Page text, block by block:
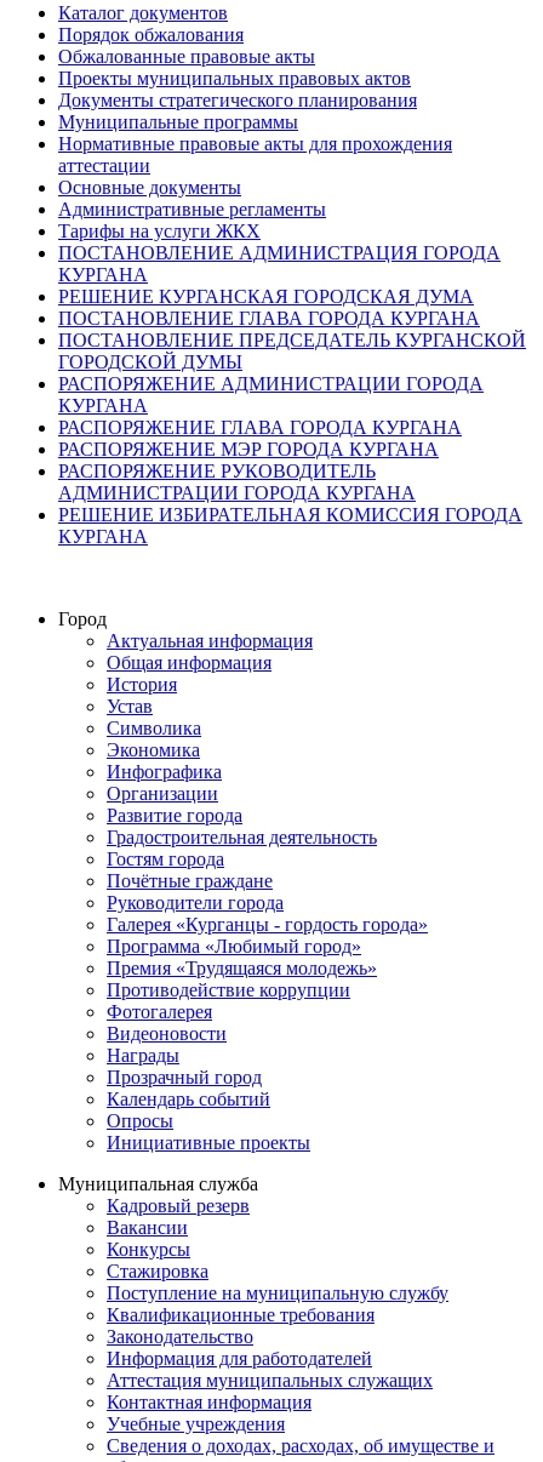
Каталог документов
Порядок обжалования
Обжалованные правовые акты
Проекты муниципальных правовых актов
Документы стратегического планирования
Муниципальные программы
Нормативные правовые акты для прохождения
аттестации
Основные документы
Административные регламенты
Тарифы на услуги ЖКХ
ПОСТАНОВЛЕНИЕ АДМИНИСТРАЦИЯ ГОРОДА
КУРГАНА
РЕШЕНИЕ КУРГАНСКАЯ ГОРОДСКАЯ ДУМА
ПОСТАНОВЛЕНИЕ ГЛАВА ГОРОДА КУРГАНА
ПОСТАНОВЛЕНИЕ ПРЕДСЕДАТЕЛЬ КУРГАНСКОЙ
ГОРОДСКОЙ ДУМЫ
РАСПОРЯЖЕНИЕ АДМИНИСТРАЦИИ ГОРОДА
КУРГАНА
РАСПОРЯЖЕНИЕ ГЛАВА ГОРОДА КУРГАНА
РАСПОРЯЖЕНИЕ МЭР ГОРОДА КУРГАНА
РАСПОРЯЖЕНИЕ РУКОВОДИТЕЛЬ
АДМИНИСТРАЦИИ ГОРОДА КУРГАНА
РЕШЕНИЕ ИЗБИРАТЕЛЬНАЯ КОМИССИЯ ГОРОДА
КУРГАНА
Город
Актуальная информация
Общая информация
История
Устав
Символика
Экономика
Инфографика
Организации
Развитие города
Градостроительная деятельность
Гостям города
Почётные граждане
Руководители города
Галерея «Курганцы - гордость города»
Программа «Любимый город»
Премия «Трудящаяся молодежь»
Противодействие коррупции
Фотогалерея
Видеоновости
Награды
Прозрачный город
Календарь событий
Опросы
Инициативные проекты
Муниципальная служба
Кадровый резерв
Вакансии
Конкурсы
Стажировка
Поступление на муниципальную службу
Квалификационные требования
Законодательство
Информация для работодателей
Аттестация муниципальных служащих
Контактная информация
Учебные учреждения
Сведения о доходах, расходах, об имуществе и